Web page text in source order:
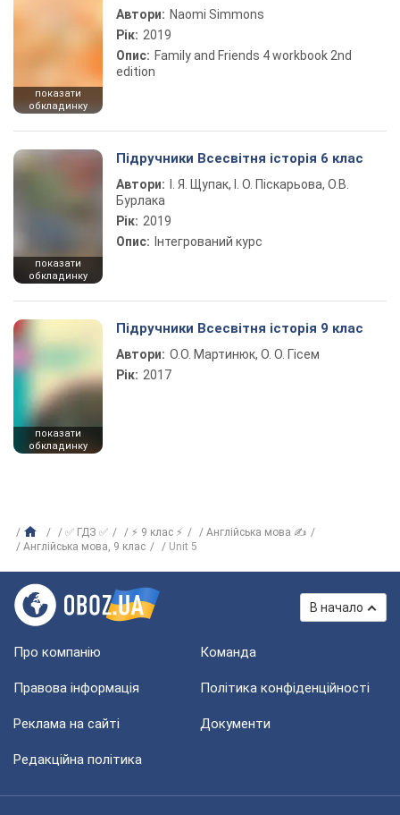
показати
обкладинку
Автори: Naomi Simmons
Рік: 2019
Опис: Family and Friends 4 workbook 2nd
edition
показати
обкладинку
Підручники Всесвітня історія 6 клас
Автори:
І. Я. Щупак, І. О. Піскарьова, О.В.
Бурлака
Рік: 2019
Опис: Інтегрований курс
показати
обкладинку
Підручники Всесвітня історія 9 клас
Автори: О.О. Мартинюк, О. О. Гісем
Рік: 2017
✅ ГДЗ ✅ ⚡ 9 клас ⚡
Англійська мова ✍
Англійська мова, 9 клас
Unit 5
В начало
Про компанію Команда
Правова інформація Політика конфіденційності
Реклама на сайті Документи
Редакційна політика